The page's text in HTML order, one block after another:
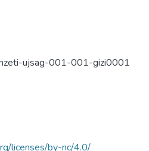
ujsag-001-001-gizi0001
licenses/by-nc/4.0/